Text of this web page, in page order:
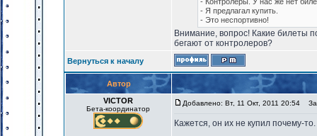
- Я предлагал купить.
- Это неспортивно!
Внимание, вопрос! Какие билеты
бегают от контролеров?
Вернуться к началу
Автор
VICTOR
Бета-координатор
Добавлено: Вт, 11 Окт, 2011 20:54
Кажется, он их не купил почему-то.